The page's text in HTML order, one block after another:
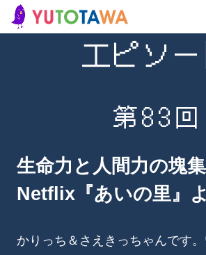
エピソ
第83回
生命力と人間力の塊
Netflix『あいの里』
かりっち＆さえきっちゃんです